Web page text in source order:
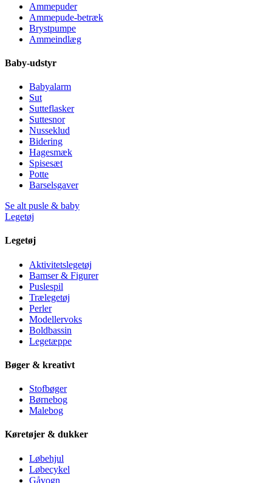
Ammepuder
Ammepude-betræk
Brystpumpe
Ammeindlæg
Baby-udstyr
Babyalarm
Sut
Sutteflasker
Suttesnor
Nusseklud
Bidering
Hagesmæk
Spisesæt
Potte
Barselsgaver
Se alt pusle & baby
Legetøj
Legetøj
Aktivitetslegetøj
Bamser & Figurer
Puslespil
Trælegetøj
Perler
Modellervoks
Boldbassin
Legetæppe
Bøger & kreativt
Stofbøger
Børnebog
Malebog
Køretøjer & dukker
Løbehjul
Løbecykel
Gåvogn